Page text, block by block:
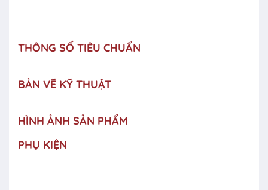
THÔNG SỐ TIÊU CHUẨN
BẢN VẼ KỸ THUẬT
HÌNH ẢNH SẢN PHẨM
PHỤ KIỆN